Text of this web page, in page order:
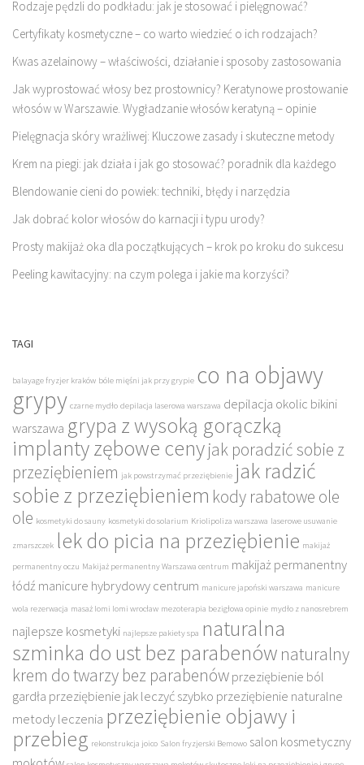
Rodzaje pędzli do podkładu: jak je stosować i pielęgnować?
Certyfikaty kosmetyczne – co warto wiedzieć o ich rodzajach?
Kwas azelainowy – właściwości, działanie i sposoby zastosowania
Jak wyprostować włosy bez prostownicy? Keratynowe prostowanie
włosów w Warszawie. Wygładzanie włosów keratyną – opinie
Pielęgnacja skóry wrażliwej: Kluczowe zasady i skuteczne metody
Krem na piegi: jak działa i jak go stosować? poradnik dla każdego
Blendowanie cieni do powiek: techniki, błędy i narzędzia
Jak dobrać kolor włosów do karnacji i typu urody?
Prosty makijaż oka dla początkujących – krok po kroku do sukcesu
Peeling kawitacyjny: na czym polega i jakie ma korzyści?
TAGI
balayage fryzjer kraków bóle mięśni jak przy grypie co na objawy
grypy czarne mydło depilacja laserowa warszawa depilacja okolic bikini
warszawa grypa z wysoką gorączką
implanty zębowe cenyjak poradzić sobie z
przeziębieniem jak powstrzymać przeziębienie jak radzić
sobie z przeziębieniem kody rabatowe ole
ole kosmetyki do sauny kosmetyki do solarium Kriolipoliza warszawa laserowe usuwanie
zmarszczek lek do picia na przeziębienie makijaż
permanentny oczu Makijaż permanentny Warszawa centrum makijaż permanentny
łódź manicure hybrydowy centrum manicure japoński warszawa manicure
wola rezerwacja masaż lomi lomi wrocław mezoterapia bezigłowa opinie mydło z nanosrebrem
najlepsze kosmetyki najlepsze pakiety spa naturalna
szminka do ust bez parabenów naturalny
krem do twarzy bez parabenówprzeziębienie ból
gardła przeziębienie jak leczyć szybko przeziębienie naturalne
metody leczenia przeziębienie objawy i
przebieg rekonstrukcja joico Salon fryzjerski Bemowo salon kosmetyczny